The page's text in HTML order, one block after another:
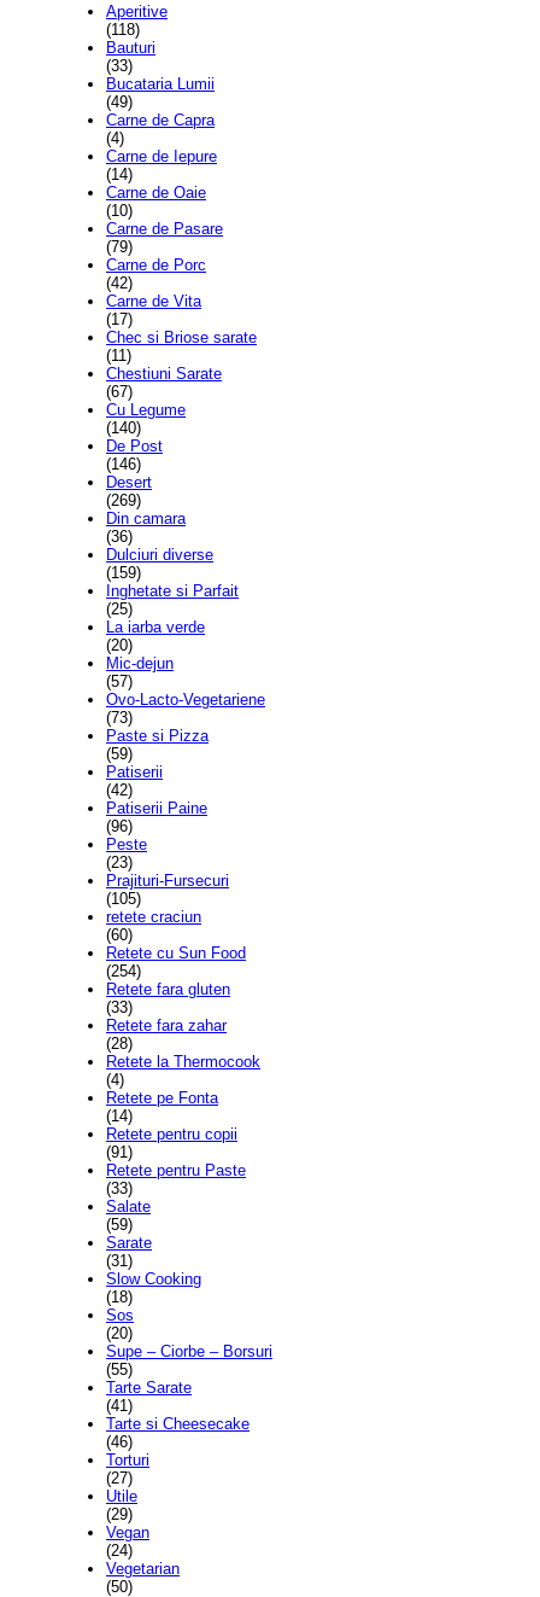
Aperitive
(118)
Bauturi
(33)
Bucataria Lumii
(49)
Carne de Capra
(4)
Carne de Iepure
(14)
Carne de Oaie
(10)
Carne de Pasare
(79)
Carne de Porc
(42)
Carne de Vita
(17)
Chec si Briose sarate
(11)
Chestiuni Sarate
(67)
Cu Legume
(140)
De Post
(146)
Desert
(269)
Din camara
(36)
Dulciuri diverse
(159)
Inghetate si Parfait
(25)
La iarba verde
(20)
Mic-dejun
(57)
Ovo-Lacto-Vegetariene
(73)
Paste si Pizza
(59)
Patiserii
(42)
Patiserii Paine
(96)
Peste
(23)
Prajituri-Fursecuri
(105)
retete craciun
(60)
Retete cu Sun Food
(254)
Retete fara gluten
(33)
Retete fara zahar
(28)
Retete la Thermocook
(4)
Retete pe Fonta
(14)
Retete pentru copii
(91)
Retete pentru Paste
(33)
Salate
(59)
Sarate
(31)
Slow Cooking
(18)
Sos
(20)
Supe – Ciorbe – Borsuri
(55)
Tarte Sarate
(41)
Tarte si Cheesecake
(46)
Torturi
(27)
Utile
(29)
Vegan
(24)
Vegetarian
(50)